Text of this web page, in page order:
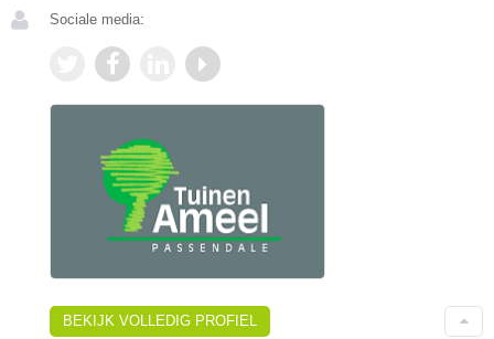
Sociale media:
BEKIJK VOLLEDIG PROFIEL